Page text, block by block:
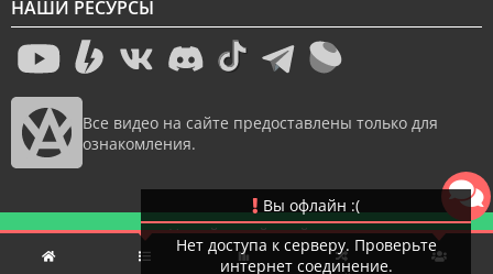
НАШИ РЕСУРСЫ
Все видео на сайте предоставлены только для
ознакомления.
Новый дизайн сайта
Вы офлайн :(
Нет доступа к серверу. Проверьте
интернет соединение.